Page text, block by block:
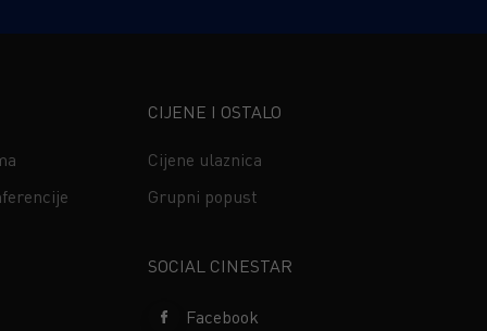
CIJENE I OSTALO
Cijene ulaznica
Grupni popust
SOCIAL CINESTAR
Facebook